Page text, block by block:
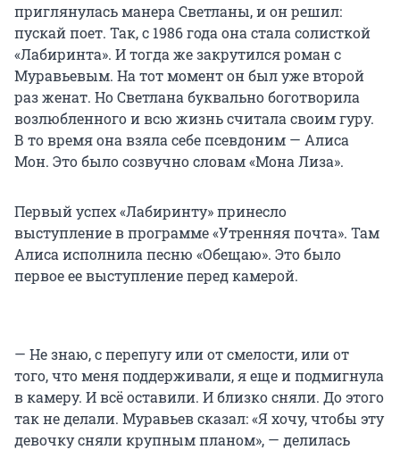
приглянулась манера Светланы, и он решил:
пускай поет. Так, с 1986 года она стала солисткой
«Лабиринта». И тогда же закрутился роман с
Муравьевым. На тот момент он был уже второй
раз женат. Но Светлана буквально боготворила
возлюбленного и всю жизнь считала своим гуру.
В то время она взяла себе псевдоним — Алиса
Мон. Это было созвучно словам «Мона Лиза».
Первый успех «Лабиринту» принесло
выступление в программе «Утренняя почта». Там
Алиса исполнила песню «Обещаю». Это было
первое ее выступление перед камерой.
— Не знаю, с перепугу или от смелости, или от
того, что меня поддерживали, я еще и подмигнула
в камеру. И всё оставили. И близко сняли. До этого
так не делали. Муравьев сказал: «Я хочу, чтобы эту
девочку сняли крупным планом», — делилась